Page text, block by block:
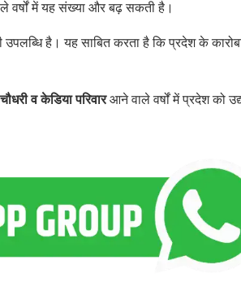
वर्षों में यह संख्या और बढ़ सकती है।
है। यह साबित करता है कि प्रदेश के
चौधरी व केडिया परिवारआने वाले वर्षों में प्रदेश को